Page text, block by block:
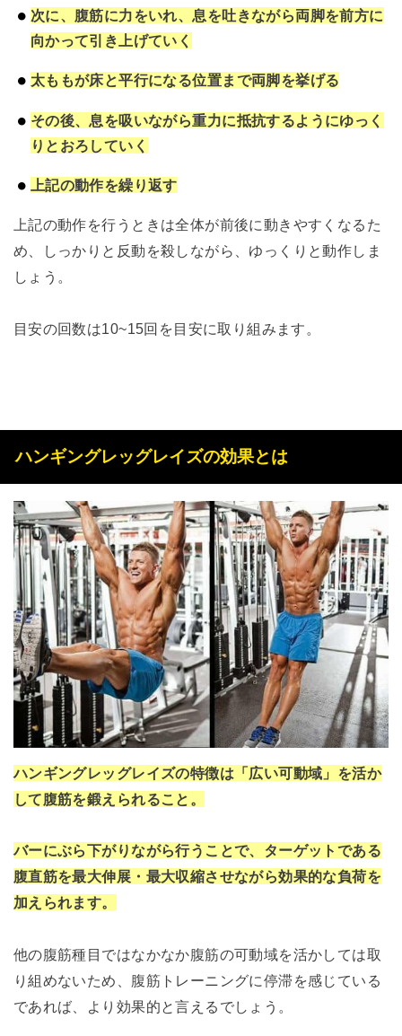
次に、腹筋に力をいれ、息を吐きながら両脚を前方に
向かって引き上げていく
太ももが床と平行になる位置まで両脚を挙げる
その後、息を吸いながら重力に抵抗するようにゆっく
りとおろしていく
上記の動作を繰り返す
上記の動作を行うときは全体が前後に動きやすくなるた
め、しっかりと反動を殺しながら、ゆっくりと動作しま
しょう。
目安の回数は10~15回を目安に取り組みます。
ハンギングレッグレイズの効果とは
ハンギングレッグレイズの特徴は「広い可動域」を活か
して腹筋を鍛えられること。
バーにぶら下がりながら行うことで、ターゲットである
腹直筋を最大伸展・最大収縮させながら効果的な負荷を
加えられます。
他の腹筋種目ではなかなか腹筋の可動域を活かしては取
り組めないため、腹筋トレーニングに停滞を感じている
であれば、より効果的と言えるでしょう。